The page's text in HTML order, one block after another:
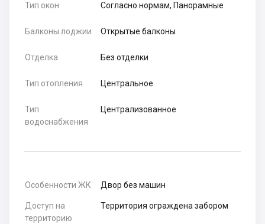
Тип окон Согласно нормам, Панорамные
Балконы лоджии Открытые балконы
Отделка Без отделки
Тип отопления Центральное
Тип
водоснабжения
Централизованное
Особенности ЖК Двор без машин
Доступ на
территорию
Территория ограждена забором